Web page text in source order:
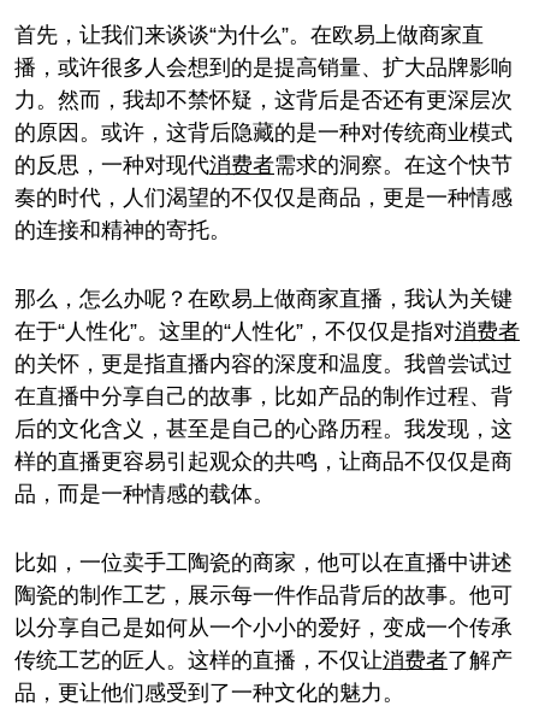
首先，让我们来谈谈“为什么”。在欧易上做商家直
播，或许很多人会想到的是提高销量、扩大品牌影响
力。然而，我却不禁怀疑，这背后是否还有更深层次
的原因。或许，这背后隐藏的是一种对传统商业模式
的反思，一种对现代消费者需求的洞察。在这个快节
奏的时代，人们渴望的不仅仅是商品，更是一种情感
的连接和精神的寄托。
那么，怎么办呢？在欧易上做商家直播，我认为关键
在于“人性化”。这里的“人性化”，不仅仅是指对消费者
的关怀，更是指直播内容的深度和温度。我曾尝试过
在直播中分享自己的故事，比如产品的制作过程、背
后的文化含义，甚至是自己的心路历程。我发现，这
样的直播更容易引起观众的共鸣，让商品不仅仅是商
品，而是一种情感的载体。
比如，一位卖手工陶瓷的商家，他可以在直播中讲述
陶瓷的制作工艺，展示每一件作品背后的故事。他可
以分享自己是如何从一个小小的爱好，变成一个传承
传统工艺的匠人。这样的直播，不仅让消费者了解产
品，更让他们感受到了一种文化的魅力。